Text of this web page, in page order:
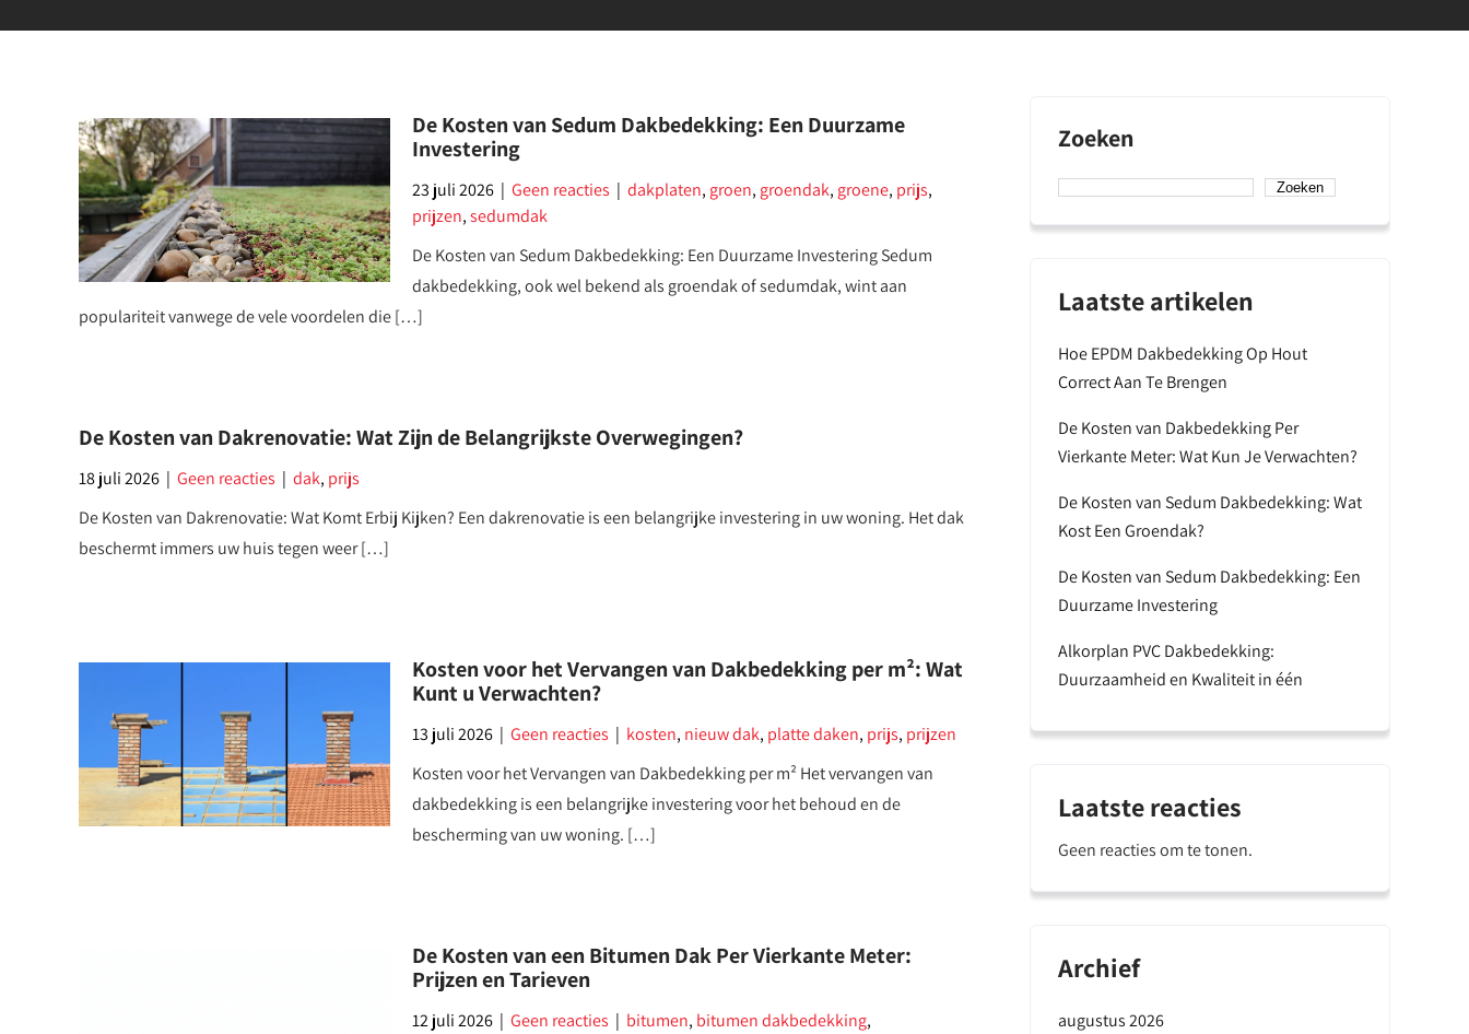
De Kosten van Sedum Dakbedekking: Een Duurzame
Investering
23 juli 2026 |Geen reacties |dakplaten, groen, groendak, groene, prijs,
prijzen,sedumdak
De Kosten van Sedum Dakbedekking: Een Duurzame Investering Sedum
dakbedekking, ook wel bekend als groendak of sedumdak, wint aan
populariteit vanwege de vele voordelen die […]
De Kosten van Dakrenovatie: Wat Zijn de Belangrijkste Overwegingen?
18 juli 2026 | Geen reacties | dak, prijs
De Kosten van Dakrenovatie: Wat Komt Erbij Kijken? Een dakrenovatie is een belangrijke investering in uw woning. Het dak
beschermt immers uw huis tegen weer […]
Kosten voor het Vervangen van Dakbedekking per m²: Wat
Kunt u Verwachten?
13 juli 2026 |Geen reacties | kosten, nieuw dak, platte daken, prijs, prijzen
Kosten voor het Vervangen van Dakbedekking per m² Het vervangen van
dakbedekking is een belangrijke investering voor het behoud en de
bescherming van uw woning. […]
De Kosten van een Bitumen Dak Per Vierkante Meter:
Prijzen en Tarieven
12 juli 2026 |Geen reacties | bitumen, bitumen dakbedekking,
Zoeken
Zoeken
Laatste artikelen
Hoe EPDM Dakbedekking Op Hout
Correct Aan Te Brengen
De Kosten van Dakbedekking Per
Vierkante Meter: Wat Kun Je Verwachten?
De Kosten van Sedum Dakbedekking: Wat
Kost Een Groendak?
De Kosten van Sedum Dakbedekking: Een
Duurzame Investering
Alkorplan PVC Dakbedekking:
Duurzaamheid en Kwaliteit in één
Laatste reacties
Geen reacties om te tonen.
Archief
augustus 2026